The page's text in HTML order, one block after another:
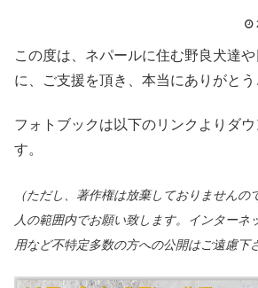
この度は、ネパールに住む野良犬達
に、ご支援を頂き、本当にありがとう
フォトブックは以下のリンクよりダ
す。
（ただし、著作権は放棄しておりませんの
人の範囲内でお願い致します。インターネ
用など不特定多数の方への公開はご遠慮下